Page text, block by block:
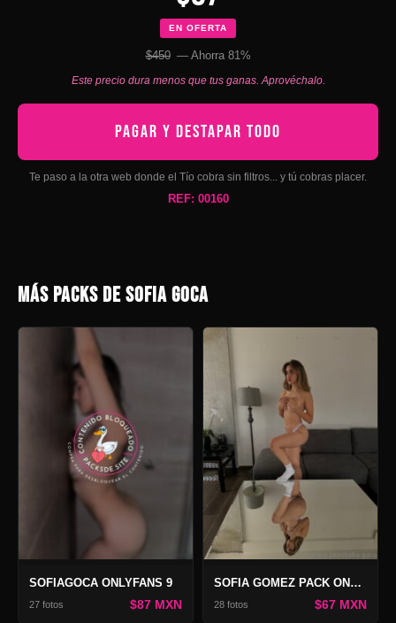
EN OFERTA
$450 — Ahorra 81%
Este precio dura menos que tus ganas. Aprovéchalo.
PAGAR Y DESTAPAR TODO
Te paso a la otra web donde el Tío cobra sin filtros... y tú cobras placer.
REF: 00160
MÁS PACKS DE SOFIA GOCA
SOFIAGOCA ONLYFANS 9
27 fotos $87 MXN
SOFIA GOMEZ PACK ONLY 8
28 fotos $67 MXN